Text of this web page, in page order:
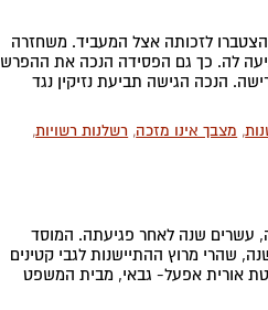
לזכותה אצל המעביד. משחזרה
לה. כך גם הפסידה הנכה את ההפרש
הנכה הגישה תביעת נזיקין נגד
, מצבך אינו מזכה, רשלנות רשויות,
עשרים שנה לאחר פגיעתה. המוסד
שהרי מרוץ ההתיישנות לגבי קטינים
השופטת אורית אפעל- גבאי, מבית המשפט